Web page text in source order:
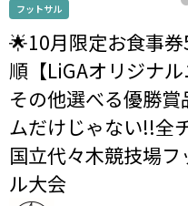
フットサル
🌟10月限定お食事
順【LiGAオリジナ
その他選べる優勝
ムだけじゃない!!全
国立代々木競技場
ル大会